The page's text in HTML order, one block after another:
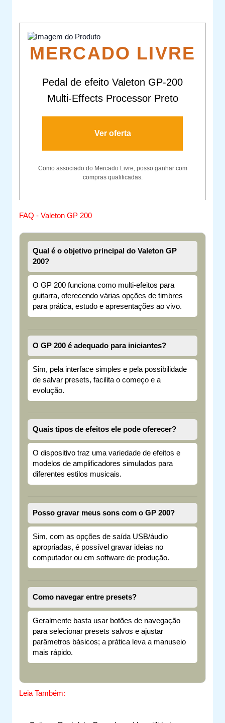
MERCADO LIVRE
Pedal de efeito Valeton GP-200
Multi-Effects Processor Preto
Ver oferta
Como associado do Mercado Livre, posso ganhar com
compras qualificadas.
FAQ - Valeton GP 200
Qual é o objetivo principal do Valeton GP
200?
O GP 200 funciona como multi-efeitos para
guitarra, oferecendo várias opções de timbres
para prática, estudo e apresentações ao vivo.
O GP 200 é adequado para iniciantes?
Sim, pela interface simples e pela possibilidade
de salvar presets, facilita o começo e a
evolução.
Quais tipos de efeitos ele pode oferecer?
O dispositivo traz uma variedade de efeitos e
modelos de amplificadores simulados para
diferentes estilos musicais.
Posso gravar meus sons com o GP 200?
Sim, com as opções de saída USB/áudio
apropriadas, é possível gravar ideias no
computador ou em software de produção.
Como navegar entre presets?
Geralmente basta usar botões de navegação
para selecionar presets salvos e ajustar
parâmetros básicos; a prática leva a manuseio
mais rápido.
Leia Também: